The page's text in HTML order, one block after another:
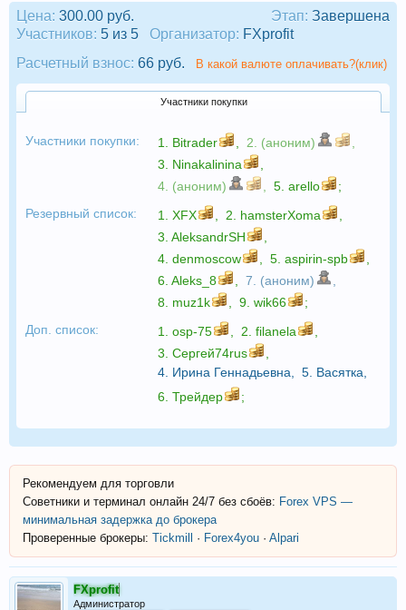
Этап: Завершена
Цена: 300.00 руб.
Участников: 5 из 5 Организатор: FXprofit
Расчетный взнос: 66 руб. В какой валюте оплачивать?(клик)
Участники покупки
Участники покупки: 1. Bitrader 2. (аноним)
3. Ninakalinina
4. (аноним)
5. arello
;
Резервный список:
1. XFX 2. hamsterXoma
3. AleksandrSH
4. denmoscow 5. aspirin-spb
6. Aleks_8 7. (аноним)
8. muz1k 9. wik66
;
Доп. список:
1. osp-75 2. filanela
3. Сергей74rus
4. Ирина Геннадьевна 5. Васятка
6. Трейдер ;
Рекомендуем для торговли
Советники и терминал онлайн 24/7 без сбоёв: Forex VPS —
минимальная задержка до брокера
Проверенные брокеры: Tickmill · Forex4you · Alpari
FXprofit
Администратор